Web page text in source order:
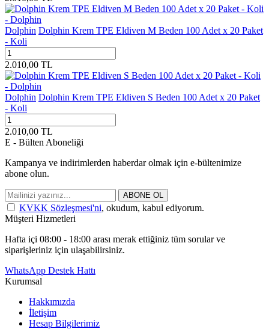
Dolphin Dolphin Krem TPE Eldiven M Beden 100 Adet x 20 Paket
- Koli
2.010,00 TL
Dolphin Dolphin Krem TPE Eldiven S Beden 100 Adet x 20 Paket
- Koli
2.010,00 TL
E - Bülten Aboneliği
Kampanya ve indirimlerden haberdar olmak için e-bültenimize
abone olun.
ABONE OL
KVKK Sözleşmesi'ni, okudum, kabul ediyorum.
Müşteri Hizmetleri
Hafta içi 08:00 - 18:00 arası merak ettiğiniz tüm sorular ve
siparişleriniz için ulaşabilirsiniz.
WhatsApp Destek Hattı
Kurumsal
Hakkımızda
İletişim
Hesap Bilgilerimiz